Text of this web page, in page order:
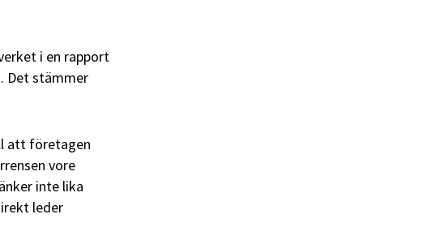
i en rapport
Det stämmer
att företagen
vore
inte lika
leder